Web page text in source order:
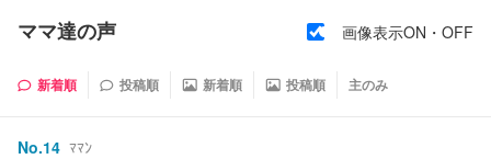
ママ達の声 画像表示ON・OFF
新着順 投稿順 新着順 投稿順 主のみ
No.14 ﾏﾏﾝ